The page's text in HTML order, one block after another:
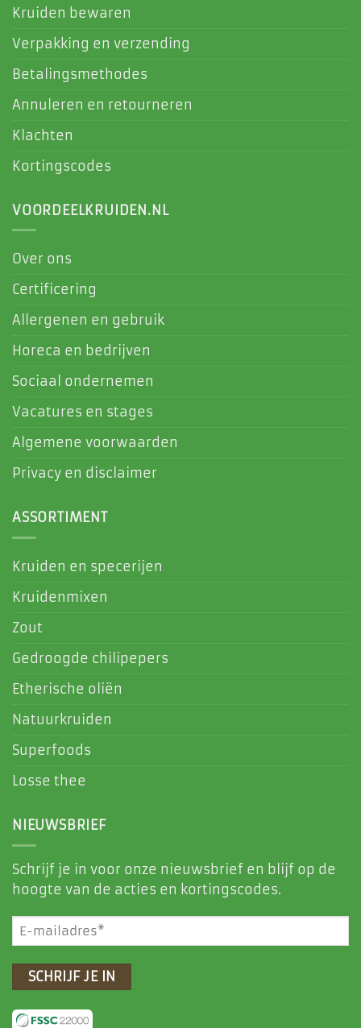
Kruiden bewaren
Verpakking en verzending
Betalingsmethodes
Annuleren en retourneren
Klachten
Kortingscodes
VOORDEELKRUIDEN.NL
Over ons
Certificering
Allergenen en gebruik
Horeca en bedrijven
Sociaal ondernemen
Vacatures en stages
Algemene voorwaarden
Privacy en disclaimer
ASSORTIMENT
Kruiden en specerijen
Kruidenmixen
Zout
Gedroogde chilipepers
Etherische oliën
Natuurkruiden
Superfoods
Losse thee
NIEUWSBRIEF
Schrijf je in voor onze nieuwsbrief en blijf op de
hoogte van de acties en kortingscodes.
E-
mailadres
(Vereist)